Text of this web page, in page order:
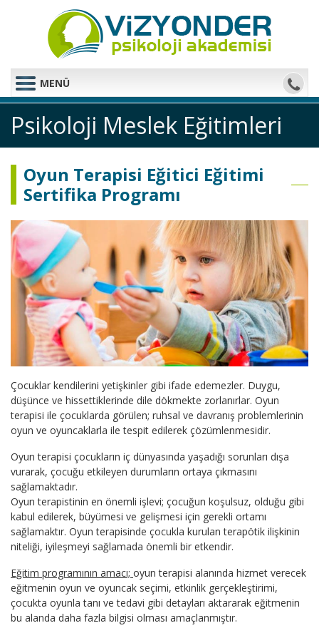
MENÜ
Psikoloji Meslek Eğitimleri
Oyun Terapisi Eğitici Eğitimi
Sertifika Programı
Çocuklar kendilerini yetişkinler gibi ifade edemezler. Duygu,
düşünce ve hissettiklerinde dile dökmekte zorlanırlar. Oyun
terapisi ile çocuklarda görülen; ruhsal ve davranış problemlerinin
oyun ve oyuncaklarla ile tespit edilerek çözümlenmesidir.
Oyun terapisi çocukların iç dünyasında yaşadığı sorunları dışa
vurarak, çocuğu etkileyen durumların ortaya çıkmasını
sağlamaktadır.
Oyun terapistinin en önemli işlevi; çocuğun koşulsuz, olduğu gibi
kabul edilerek, büyümesi ve gelişmesi için gerekli ortamı
sağlamaktır. Oyun terapisinde çocukla kurulan terapötik ilişkinin
niteliği, iyileşmeyi sağlamada önemli bir etkendir.
Eğitim programının amacı; oyun terapisi alanında hizmet verecek
eğitmenin oyun ve oyuncak seçimi, etkinlik gerçekleştirimi,
çocukta oyunla tanı ve tedavi gibi detayları aktararak eğitmenin
bu alanda daha fazla bilgisi olması amaçlanmıştır.